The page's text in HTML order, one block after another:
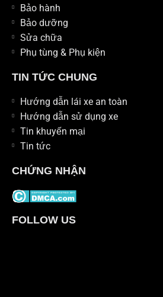
Bảo hành
Bảo dưỡng
Sửa chữa
Phụ tùng & Phụ kiện
TIN TỨC CHUNG
Hướng dẫn lái xe an toàn
Hướng dẫn sử dụng xe
Tin khuyến mại
Tin tức
CHỨNG NHẬN
FOLLOW US